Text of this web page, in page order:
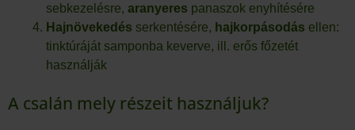
sebkezelésre, aranyeres panaszok enyhítésére
Hajnövekedés serkentésére, hajkorpásodás ellen:
tinktúráját samponba keverve, ill. erős főzetét
használják
A csalán mely részeit használjuk?